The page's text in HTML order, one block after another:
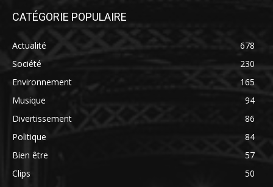
CATÉGORIE POPULAIRE
Actualité
678
Société
230
Environnement
165
Musique
94
Divertissement
86
Politique
84
Bien être
57
Clips
50